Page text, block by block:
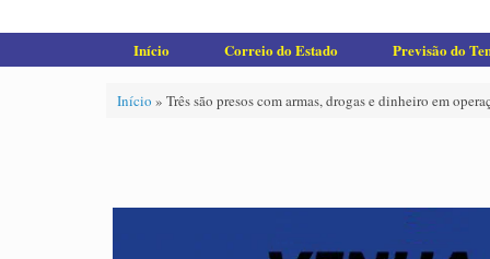
Início Correio do Estado Previsão do
Início » Três são presos com armas, drogas e dinheiro em